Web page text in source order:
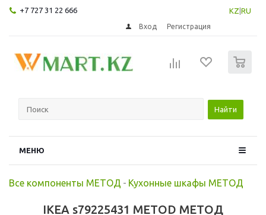
+7 727 31 22 666 KZ RU
Вход Регистрация
Найти
МЕНЮ
Все компоненты МЕТОД - Кухонные шкафы МЕТОД
IKEA s79225431 METOD МЕТОД